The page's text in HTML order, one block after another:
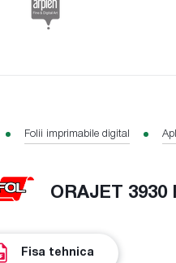
Folii imprimabile digital
ORAJET
Fisa tehnica